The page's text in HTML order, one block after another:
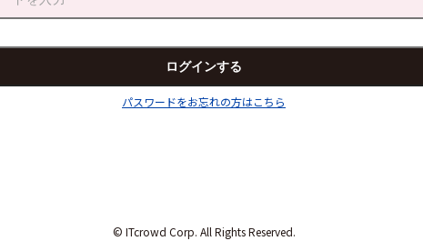
パスワードをお忘れの方はこちら
© ITcrowd Corp. All Rights Reserved.